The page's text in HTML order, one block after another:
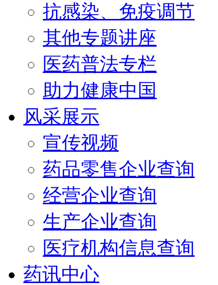
抗感染、免疫调节
其他专题讲座
医药普法专栏
助力健康中国
风采展示
宣传视频
药品零售企业查询
经营企业查询
生产企业查询
医疗机构信息查询
药讯中心